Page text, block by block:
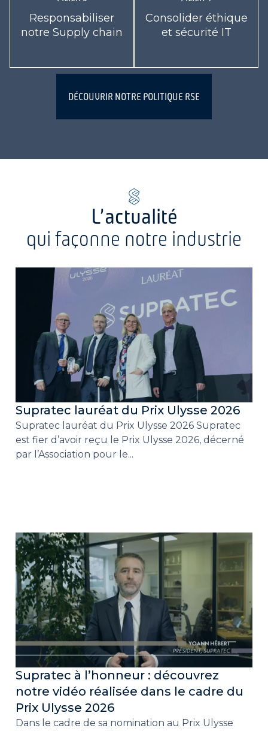
Responsabiliser
notre Supply chain
Consolider éthique
et sécurité IT
DÉCOUVRIR NOTRE POLITIQUE RSE
L'actualité
qui façonne notre industrie
Supratec lauréat du Prix Ulysse 2026
Supratec lauréat du Prix Ulysse 2026 Supratec
est fier d’avoir reçu le Prix Ulysse 2026, décerné
par l’Association pour le...
Supratec à l’honneur : découvrez
notre vidéo réalisée dans le cadre du
Prix Ulysse 2026
Dans le cadre de sa nomination au Prix Ulysse